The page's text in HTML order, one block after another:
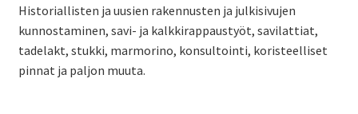
Historiallisten ja uusien rakennusten ja julkisivujen
kunnostaminen, savi- ja kalkkirappaustyöt, savilattiat,
tadelakt, stukki, marmorino, konsultointi, koristeelliset
pinnat ja paljon muuta.